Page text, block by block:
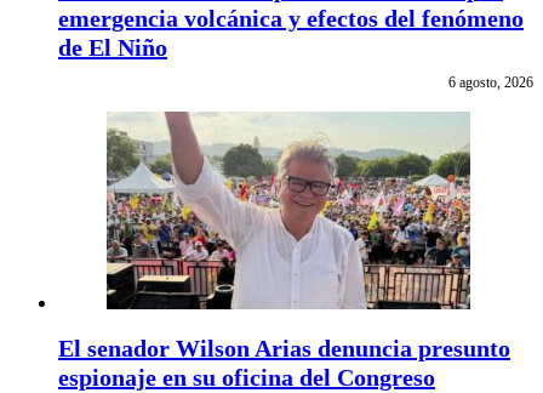
emergencia volcánica y efectos del fenómeno
de El Niño
6 agosto, 2026
El senador Wilson Arias denuncia presunto
espionaje en su oficina del Congreso